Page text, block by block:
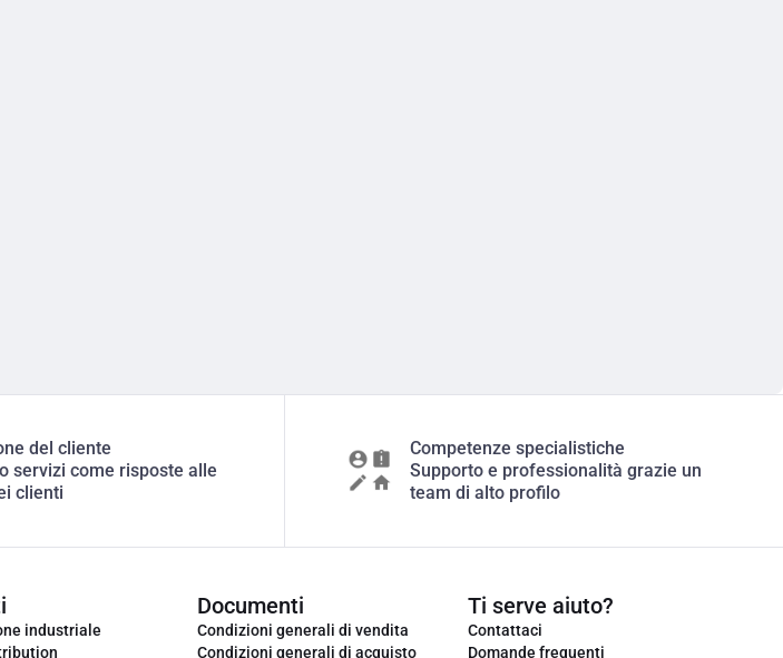
del cliente
servizi come risposte alle
clienti
Competenze specialistiche
Supporto e professionalità grazie un
team di alto profilo
industriale
Documenti
Condizioni generali di vendita
Condizioni generali di acquisto
Ti serve aiuto?
Contattaci
Domande frequenti